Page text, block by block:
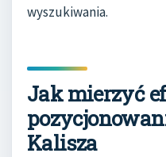
wyszukiwania.
Jak mierzyć
Kalisza